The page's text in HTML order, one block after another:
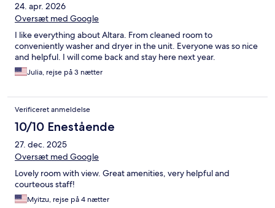
24. apr. 2026
Oversæt med Google
I like everything about Altara. From cleaned room to
conveniently washer and dryer in the unit. Everyone was so nice
and helpful. I will come back and stay here next year.
Julia, rejse på 3 nætter
Verificeret anmeldelse
10/10 Enestående
27. dec. 2025
Oversæt med Google
Lovely room with view. Great amenities, very helpful and
courteous staff!
Myitzu, rejse på 4 nætter